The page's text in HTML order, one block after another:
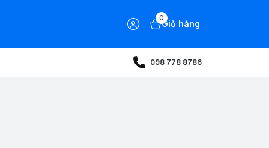
0
Giỏ hàng
098 778 8786